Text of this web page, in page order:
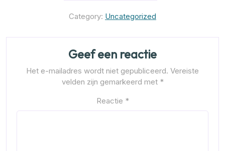
Category: Uncategorized
Geef een reactie
Het e-mailadres wordt niet gepubliceerd. Vereiste
velden zijn gemarkeerd met *
Reactie *